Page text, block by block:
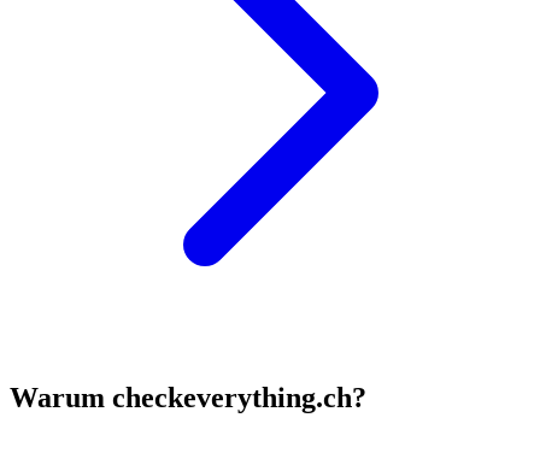
Warum checkeverything.ch?